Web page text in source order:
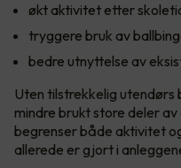
økt aktivitet etter
tryggere bruk av
bedre utnyttelse av
Uten tilstrekkelig utendørs
mindre brukt store deler
begrenser både aktivitet
allerede er gjort i